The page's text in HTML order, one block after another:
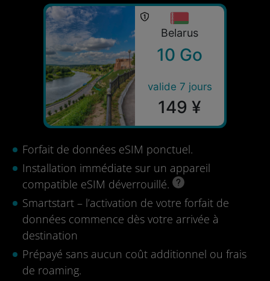
Belarus
10 Go
valide 7 jours
149 ¥
Forfait de données eSIM ponctuel.
Installation immédiate sur un appareil
compatible eSIM déverrouillé.
Smartstart – l’activation de votre forfait de
données commence dès votre arrivée à
destination
Prépayé sans aucun coût additionnel ou frais
de roaming.